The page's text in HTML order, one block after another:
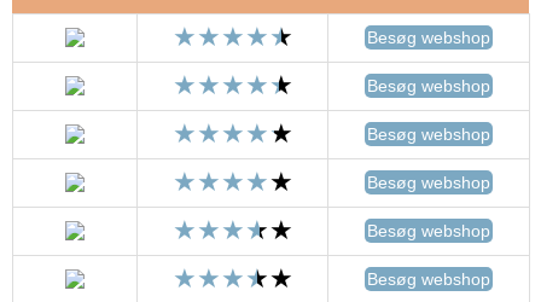
Besøg webshop
Besøg webshop
Besøg webshop
Besøg webshop
Besøg webshop
Besøg webshop